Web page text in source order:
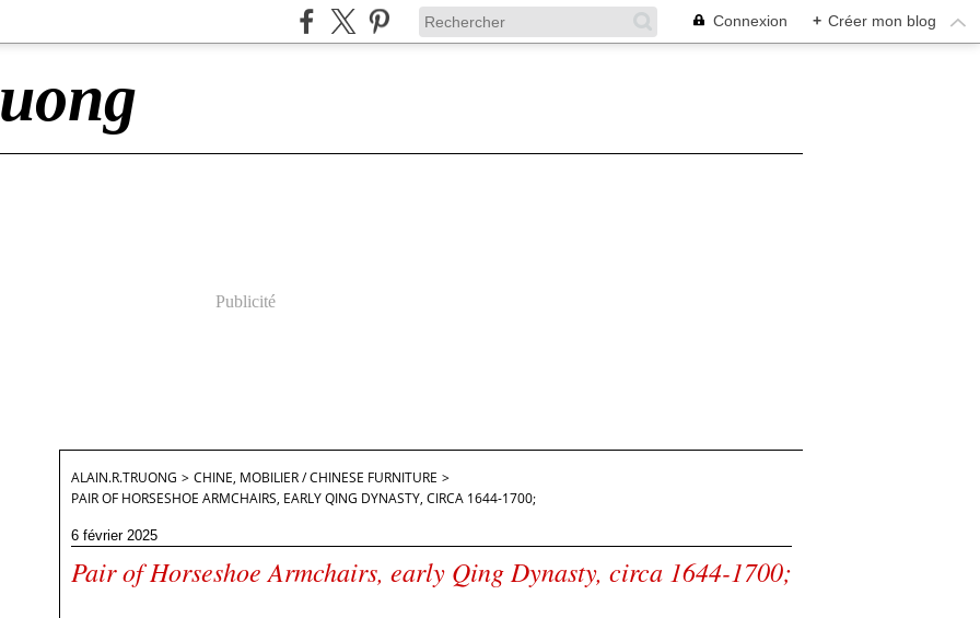
Connexion + Créer mon blog
Publicité
ALAIN.R.TRUONG > CHINE, MOBILIER / CHINESE FURNITURE >
PAIR OF HORSESHOE ARMCHAIRS, EARLY QING DYNASTY, CIRCA 1644-1700;
6 février 2025
Pair of Horseshoe Armchairs, early Qing Dynasty, circa 1644-1700;